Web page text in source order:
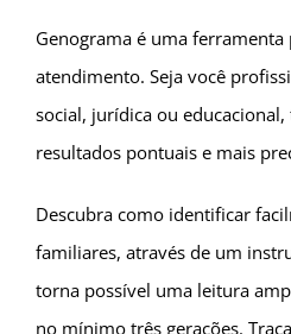
Genograma é uma
atendimento. Seja você
social, jurídica ou
resultados pontuais e mais
Descubra como identificar
familiares, através de um
torna possível uma leitura
no mínimo três gerações.